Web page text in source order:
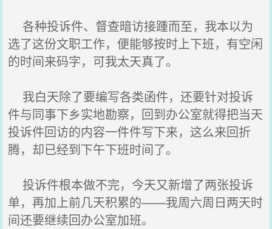
各种投诉件、督查暗访接踵而至，我本以为
选了这份文职工作，便能够按时上下班，有空闲
的时间来码字，可我太天真了。
我白天除了要编写各类函件，还要针对投诉
件与同事下乡实地勘察，回到办公室就得把当天
投诉件回访的内容一件件写下来，这么来回折
腾，却已经到下午下班时间了。
投诉件根本做不完，今天又新增了两张投诉
单，再加上前几天积累的——我周六周日两天时
间还要继续回办公室加班。